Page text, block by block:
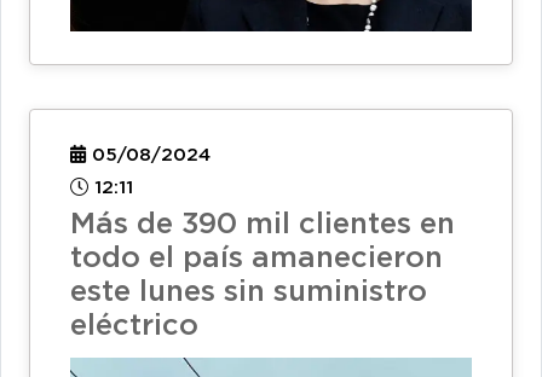
05/08/2024
12:11
Más de 390 mil clientes en
todo el país amanecieron
este lunes sin suministro
eléctrico